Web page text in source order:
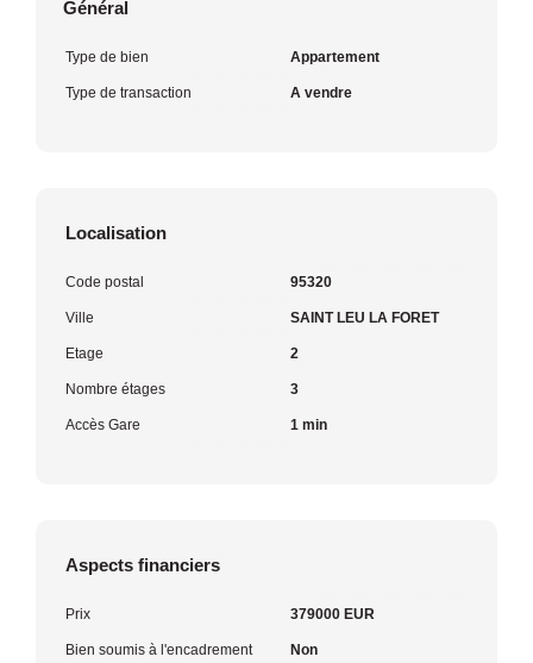
Général
Type de bien Appartement
Type de transaction A vendre
Localisation
Code postal 95320
Ville SAINT LEU LA FORET
Etage 2
Nombre étages 3
Accès Gare 1 min
Aspects financiers
Prix 379000 EUR
Bien soumis à l'encadrement
Non